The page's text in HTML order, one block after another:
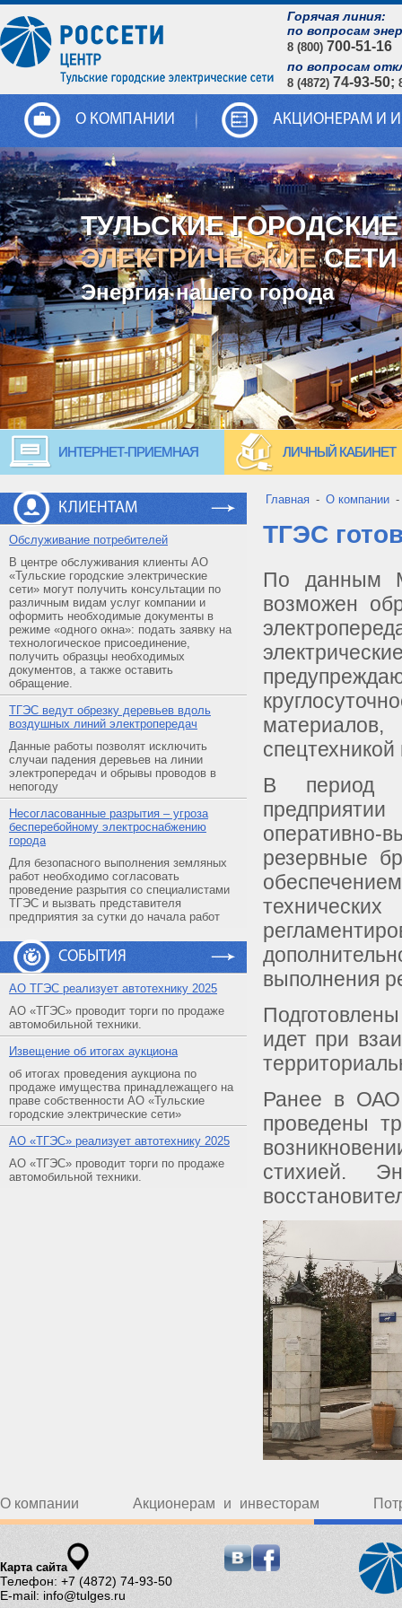
Горячая линия:
по вопросам
8 (800) 700-51-16
по вопросам
8 (4872) 74-93-50;
О КОМПАНИИ АКЦИОНЕРАМ И
ТУЛЬСКИЕ ГОРОДСКИЕ
ЭЛЕКТРИЧЕСКИЕСЕТИ
Энергия нашего города
ИНТЕРНЕТ-ПРИЕМНАЯ ЛИЧНЫЙ КАБИНЕТ
КЛИЕНТАМ
Обслуживание потребителей
В центре обслуживания клиенты АО
«Тульские городские электрические
сети» могут получить консультации по
различным видам услуг компании и
оформить необходимые документы в
режиме «одного окна»: подать заявку на
технологическое присоединение,
получить образцы необходимых
документов, а также оставить
обращение.
ТГЭС ведут обрезку деревьев вдоль
воздушных линий электропередач
Данные работы позволят исключить
случаи падения деревьев на линии
электропередач и обрывы проводов в
непогоду
Несогласованные разрытия – угроза
бесперебойному электроснабжению
города
Для безопасного выполнения земляных
работ необходимо согласовать
проведение разрытия со специалистами
ТГЭС и вызвать представителя
предприятия за сутки до начала работ
СОБЫТИЯ
АO ТГЭС реализует автотехнику 2025
АО «ТГЭС» проводит торги по продаже
автомобильной техники.
Извещение об итогах аукциона
об итогах проведения аукциона по
продаже имущества принадлежащего на
праве собственности АО «Тульские
городские электрические сети»
АO «ТГЭС» реализует автотехнику 2025
АО «ТГЭС» проводит торги по продаже
автомобильной техники.
Главная - О компании -
ТГЭС
По данным
возможен
В период
резервные
выполнения
идет при
Ранее в ОАО
проведены
стихией.
О компании Акционерам и инвесторам
Карта сайта
Телефон: +7 (4872) 74-93-50
E-mail: info@tulges.ru